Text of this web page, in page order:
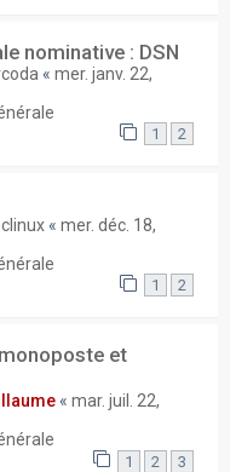
nominative : DSN
« mer. janv. 22,
1 2
« mer. déc. 18,
1 2
et
« mar. juil. 22,
1 2 3